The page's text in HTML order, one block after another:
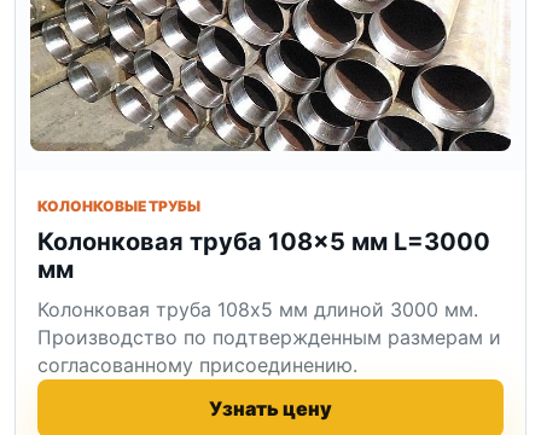
КОЛОНКОВЫЕ ТРУБЫ
Колонковая труба 108×5 мм L=3000
мм
Колонковая труба 108x5 мм длиной 3000 мм.
Производство по подтвержденным размерам и
согласованному присоединению.
Узнать цену